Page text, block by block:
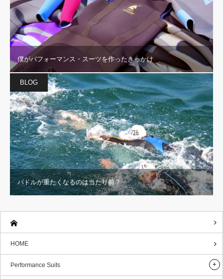
僕がパフォーマンス・スーツを作ったきっかけ
BLOG
パドルが重たくなるのは当たり前？
HOME
Performance Suits